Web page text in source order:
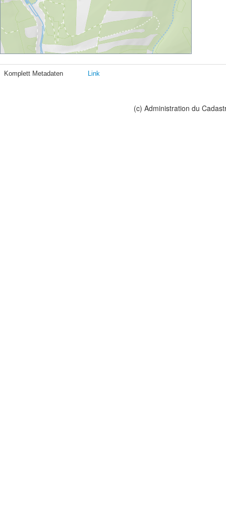
Komplett Metadaten Link
(c) Administration du